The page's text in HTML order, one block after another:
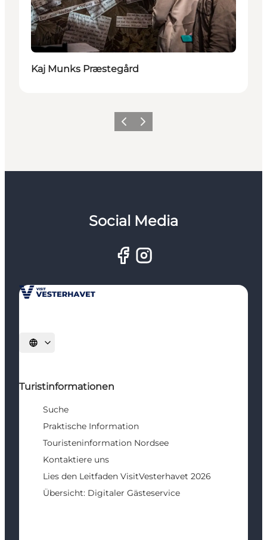
Kaj Munks Præstegård
ZurückWeiter
Social Media
Sprache auswählen
Turistinformationen
Suche
Praktische Information
Touristeninformation Nordsee
Kontaktiere uns
Lies den Leitfaden VisitVesterhavet 2026
Übersicht: Digitaler Gästeservice